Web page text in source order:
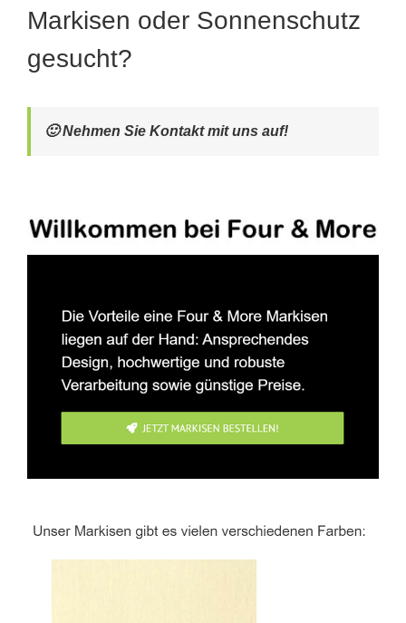
Markisen oder Sonnenschutz
gesucht?
🙂 Nehmen Sie Kontakt mit uns auf!